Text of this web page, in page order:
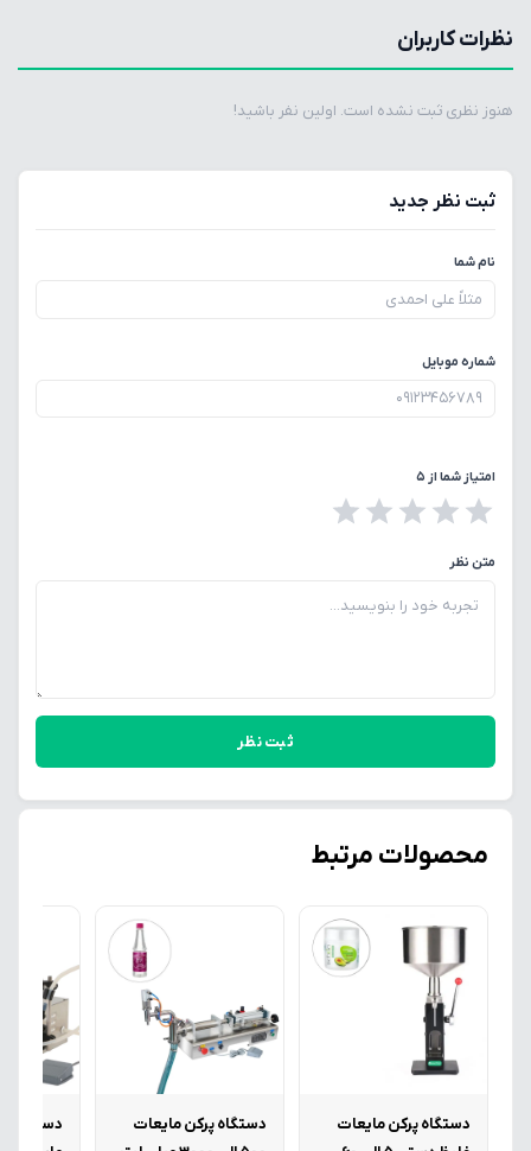
نظرات کاربران
هنوز نظری ثبت نشده است. اولین نفر باشید!
ثبت نظر جدید
نام شما
شماره موبایل
امتیاز شما از ۵
متن نظر
ثبت نظر
محصولات مرتبط
دستگاه پرکن مایعات
دستگاه پرکن مایعات
دستگاه